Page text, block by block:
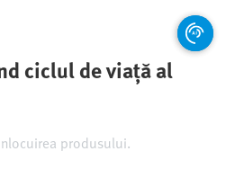
ciclul de viață al
produsului.